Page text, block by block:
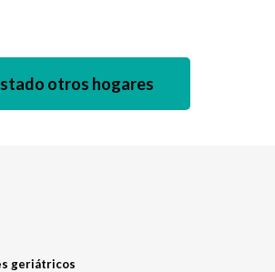
otros hogares
geriátricos